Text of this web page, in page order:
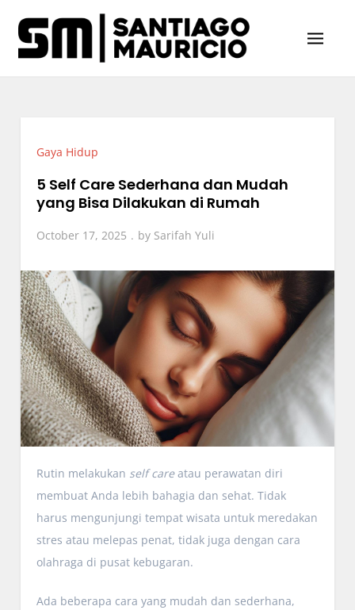
content
Gaya Hidup
5 Self Care Sederhana dan Mudah
yang Bisa Dilakukan di Rumah
October 17, 2025 by Sarifah Yuli
Rutin melakukan self careatau perawatan diri
membuat Anda lebih bahagia dan sehat. Tidak
harus mengunjungi tempat wisata untuk meredakan
stres atau melepas penat, tidak juga dengan cara
olahraga di pusat kebugaran.
Ada beberapa cara yang mudah dan sederhana,